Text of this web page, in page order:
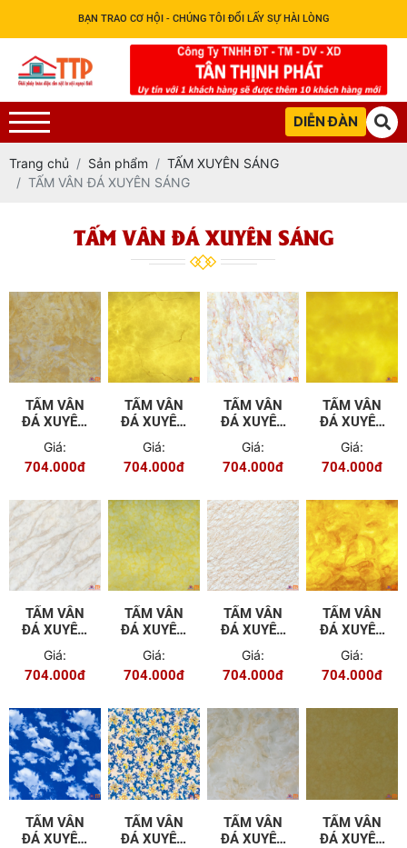
BẠN TRAO CƠ HỘI - CHÚNG TÔI ĐỔI LẤY SỰ HÀI LÒNG
DIỄN ĐÀN
Trang chủ Sản phẩm
TẤM XUYÊN SÁNG
TẤM VÂN ĐÁ XUYÊN SÁNG
TẤM VÂN ĐÁ XUYÊN SÁNG
TẤM VÂN
ĐÁ XUYÊN
SÁNG TGT
- 601
Giá:
704.000đ
TẤM VÂN
ĐÁ XUYÊN
SÁNG TGT
- A802
Giá:
704.000đ
TẤM VÂN
ĐÁ XUYÊN
SÁNG TGT
- 602
Giá:
704.000đ
TẤM VÂN
ĐÁ XUYÊN
SÁNG TGT
- A803
Giá:
704.000đ
TẤM VÂN
ĐÁ XUYÊN
SÁNG TGT
- 603
Giá:
704.000đ
TẤM VÂN
ĐÁ XUYÊN
SÁNG TGT
- 804
Giá:
704.000đ
TẤM VÂN
ĐÁ XUYÊN
SÁNG TGT
- 604
Giá:
704.000đ
TẤM VÂN
ĐÁ XUYÊN
SÁNG TGT
- B805
Giá:
704.000đ
TẤM VÂN
ĐÁ XUYÊN
TẤM VÂN
ĐÁ XUYÊN
TẤM VÂN
ĐÁ XUYÊN
TẤM VÂN
ĐÁ XUYÊN